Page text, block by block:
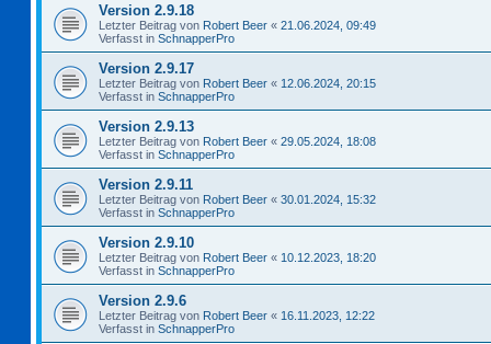
Version 2.9.18
Letzter Beitrag von Robert Beer « 21.06.2024, 09:49
Verfasst in SchnapperPro
Version 2.9.17
Letzter Beitrag von Robert Beer « 12.06.2024, 20:15
Verfasst in SchnapperPro
Version 2.9.13
Letzter Beitrag von Robert Beer « 29.05.2024, 18:08
Verfasst in SchnapperPro
Version 2.9.11
Letzter Beitrag von Robert Beer « 30.01.2024, 15:32
Verfasst in SchnapperPro
Version 2.9.10
Letzter Beitrag von Robert Beer « 10.12.2023, 18:20
Verfasst in SchnapperPro
Version 2.9.6
Letzter Beitrag von Robert Beer « 16.11.2023, 12:22
Verfasst in SchnapperPro